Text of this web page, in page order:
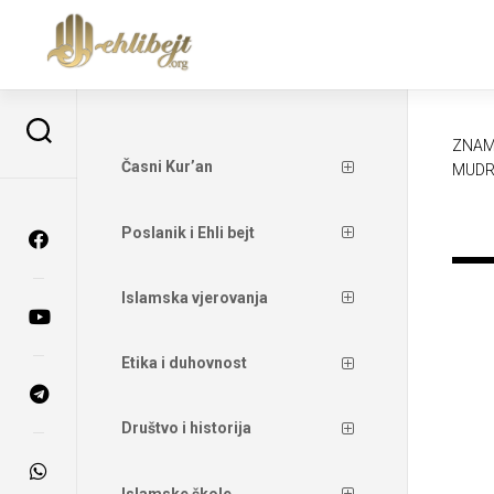
Časni Kur’an
Poslanik i Ehli bejt
Islamska vjerovanja
Etika i duhovnost
Društvo i historija